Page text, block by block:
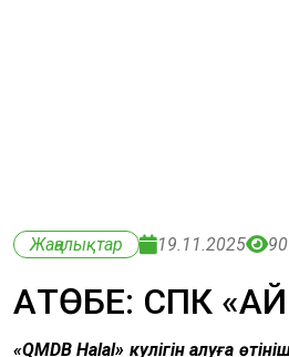
Жаңалықтар 19.11.2025 90
АҚТӨБЕ: СПК
«QMDB Halal» куәлігін алуға